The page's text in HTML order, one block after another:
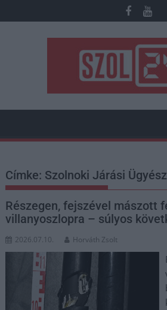
to
Címke: Szolnoki Járási
Részegen, fejszével mászott
villanyoszlopra – súlyos
2026.07.10. Horváth Zsolt